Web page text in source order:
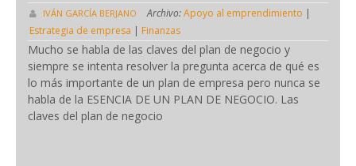
IVÁN GARCÍA BERJANO Archivo:Apoyo al emprendimiento |
Estrategia de empresa | Finanzas
Mucho se habla de las claves del plan de negocio y
siempre se intenta resolver la pregunta acerca de qué es
lo más importante de un plan de empresa pero nunca se
habla de la ESENCIA DE UN PLAN DE NEGOCIO. Las
claves del plan de negocio